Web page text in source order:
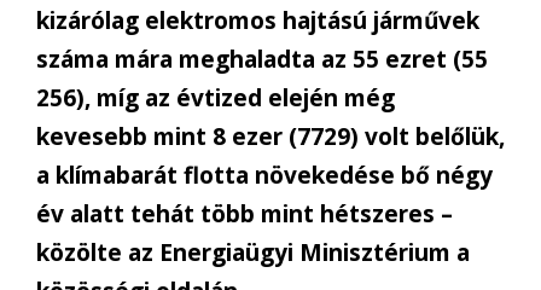
kizárólag elektromos hajtású járművek
száma mára meghaladta az 55 ezret (55
256), míg az évtized elején még
kevesebb mint 8 ezer (7729) volt belőlük,
a klímabarát flotta növekedése bő négy
év alatt tehát több mint hétszeres –
közölte az Energiaügyi Minisztérium a